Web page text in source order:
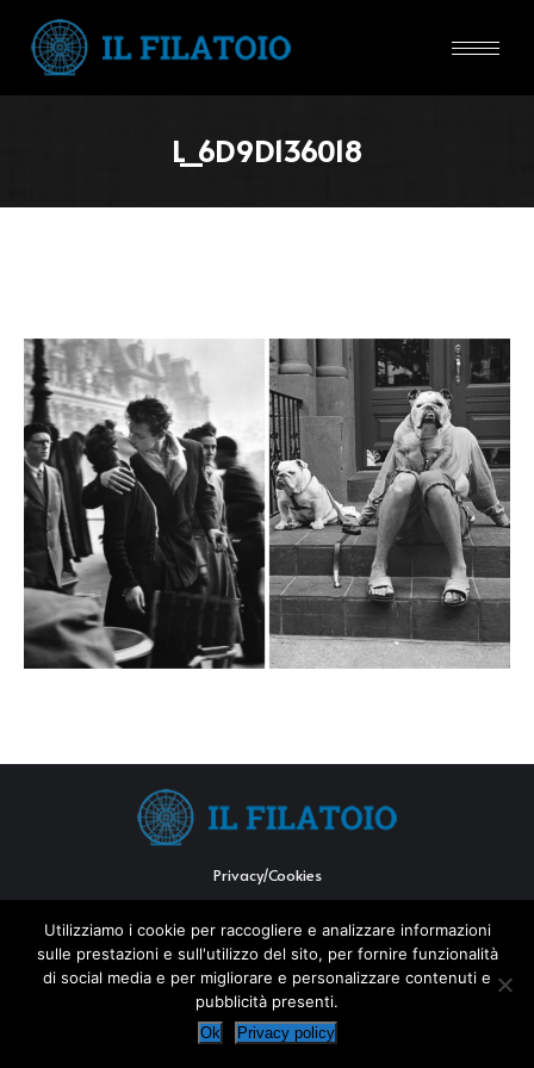
L_6D9D136018
Privacy/Cookies
Web:GEM communication
Utilizziamo i cookie per raccogliere e analizzare informazioni
sulle prestazioni e sull'utilizzo del sito, per fornire funzionalità
di social media e per migliorare e personalizzare contenuti e
pubblicità presenti.
Ok Privacy policy